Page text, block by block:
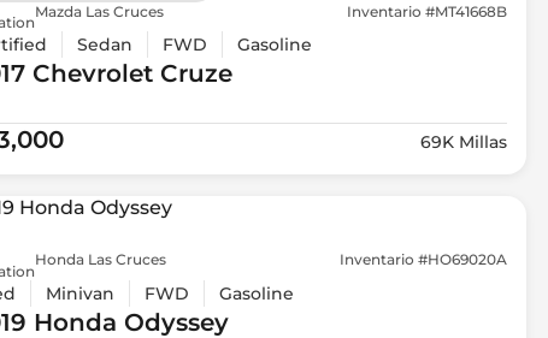
Mazda Las Cruces Inventario #MT41668B
Sedan FWD Gasoline
ChevroletCruze
69K Millas
Honda Las Cruces Inventario #HO69020A
Minivan FWD Gasoline
Honda Odyssey